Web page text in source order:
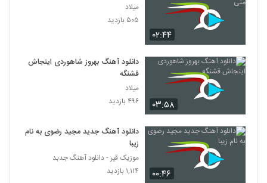
۰۲:۴۴
میلاد
۵۰۵ بازدید
۰۳:۵۸
دانلود آهنگ بهروز شاهوردی اینجاش
قشنگه
میلاد
۴۹۶ بازدید
۰۰:۴۶
دانلود آهنگ جدید مجید رضوی به نام
زیبا
موزیک قیر - دانلود آهنگ جدبد
۱,۱۱۴ بازدید